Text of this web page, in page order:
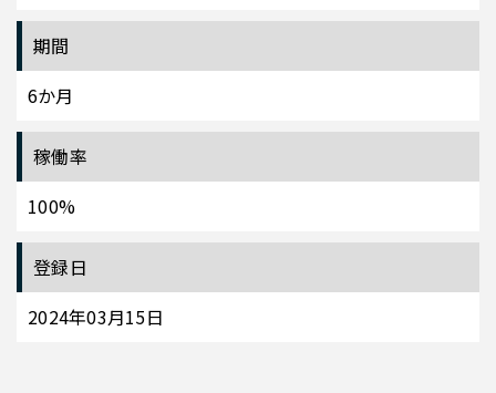
期間
6か月
稼働率
100%
登録日
2024年03月15日